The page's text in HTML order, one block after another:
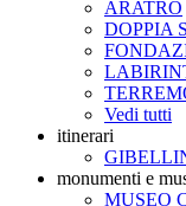
ARATRO
DOPPIA
Vedi tutti
itinerari
monumenti e
MUSEO